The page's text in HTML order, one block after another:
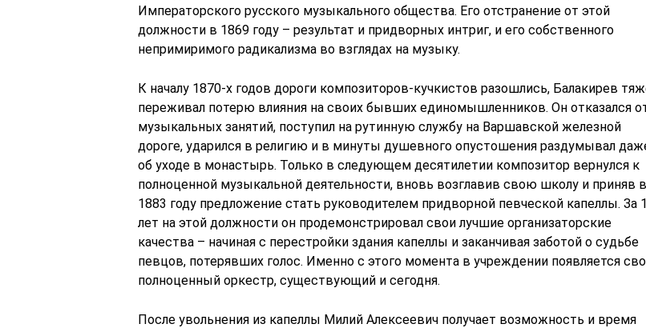
Императорского русского музыкального общества. Его отстранение от этой
должности в 1869 году – результат и придворных интриг, и его собственного
непримиримого радикализма во взглядах на музыку.
К началу 1870-х годов дороги композиторов-кучкистов разошлись, Балакирев
переживал потерю влияния на своих бывших единомышленников. Он отказался
музыкальных занятий, поступил на рутинную службу на Варшавской железной
дороге, ударился в религию и в минуты душевного опустошения раздумывал
об уходе в монастырь. Только в следующем десятилетии композитор вернулся к
полноценной музыкальной деятельности, вновь возглавив свою школу и приняв в
1883 году предложение стать руководителем придворной певческой капеллы. За
лет на этой должности он продемонстрировал свои лучшие организаторские
качества – начиная с перестройки здания капеллы и заканчивая заботой о судьбе
певцов, потерявших голос. Именно с этого момента в учреждении появляется
полноценный оркестр, существующий и сегодня.
После увольнения из капеллы Милий Алексеевич получает возможность и время